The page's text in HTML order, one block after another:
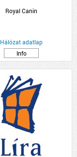
Royal Canin
Hálózat adatlap
Info